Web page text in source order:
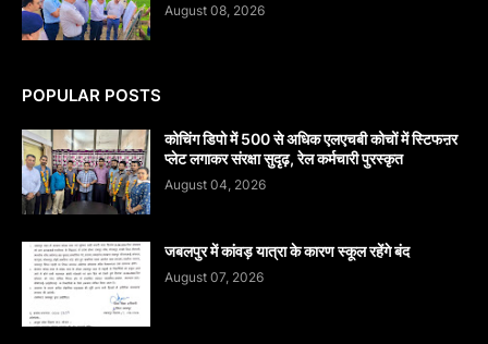
August 08, 2026
POPULAR POSTS
कोचिंग डिपो में 500 से अधिक एलएचबी कोचों में स्टिफऩर
प्लेट लगाकर संरक्षा सुदृढ़, रेल कर्मचारी पुरस्कृत
August 04, 2026
जबलपुर में कांवड़ यात्रा के कारण स्कूल रहेंगे बंद
August 07, 2026